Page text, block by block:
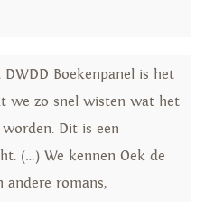
DWDD Boekenpanel is het
we zo snel wisten wat het
Dit is een
(…) We kennen Oek de
andere romans,